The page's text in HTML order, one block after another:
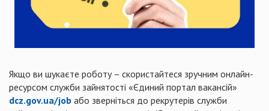
Якщо ви шукаєте роботу – скористайтеся зручним онлайн-
ресурсом служби зайнятості «Єдиний портал вакансій»
dcz.gov.ua/job або зверніться до рекрутерів служби